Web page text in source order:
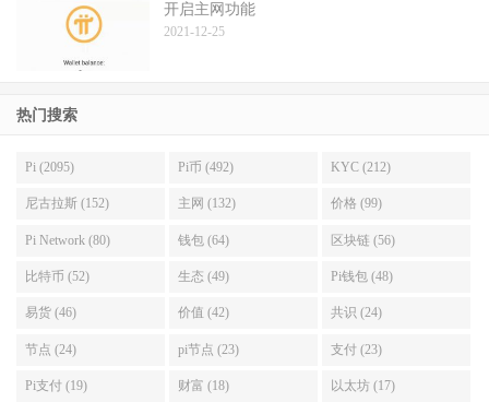
开启主网功能
2021-12-25
热门搜索
Pi (2095) Pi币 (492) KYC (212)
尼古拉斯 (152) 主网 (132) 价格 (99)
Pi Network (80) 钱包 (64) 区块链 (56)
比特币 (52) 生态 (49) Pi钱包 (48)
易货 (46) 价值 (42) 共识 (24)
节点 (24) pi节点 (23) 支付 (23)
Pi支付 (19) 财富 (18) 以太坊 (17)